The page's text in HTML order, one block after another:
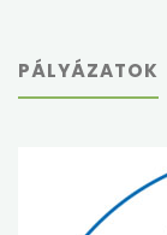
PÁLYÁZATOK